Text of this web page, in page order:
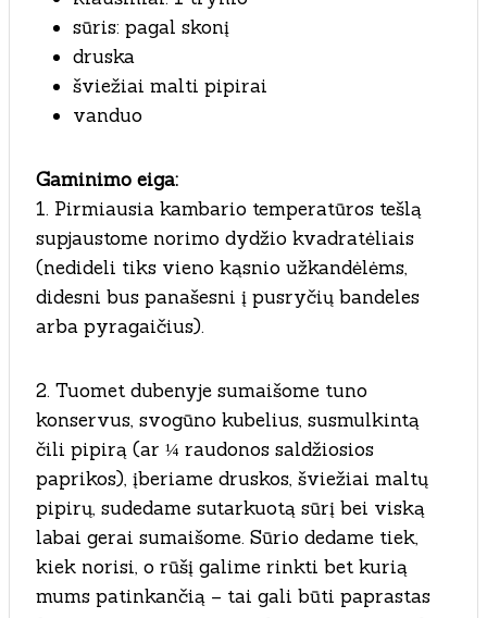
sūris: pagal skonį
druska
šviežiai malti pipirai
vanduo
Gaminimo eiga:
1. Pirmiausia kambario temperatūros tešlą
supjaustome norimo dydžio kvadratėliais
(nedideli tiks vieno kąsnio užkandėlėms,
didesni bus panašesni į pusryčių bandeles
arba pyragaičius).
2. Tuomet dubenyje sumaišome tuno
konservus, svogūno kubelius, susmulkintą
čili pipirą (ar ¼ raudonos saldžiosios
paprikos), įberiame druskos, šviežiai maltų
pipirų, sudedame sutarkuotą sūrį bei viską
labai gerai sumaišome. Sūrio dedame tiek,
kiek norisi, o rūšį galime rinkti bet kurią
mums patinkančią – tai gali būti paprastas